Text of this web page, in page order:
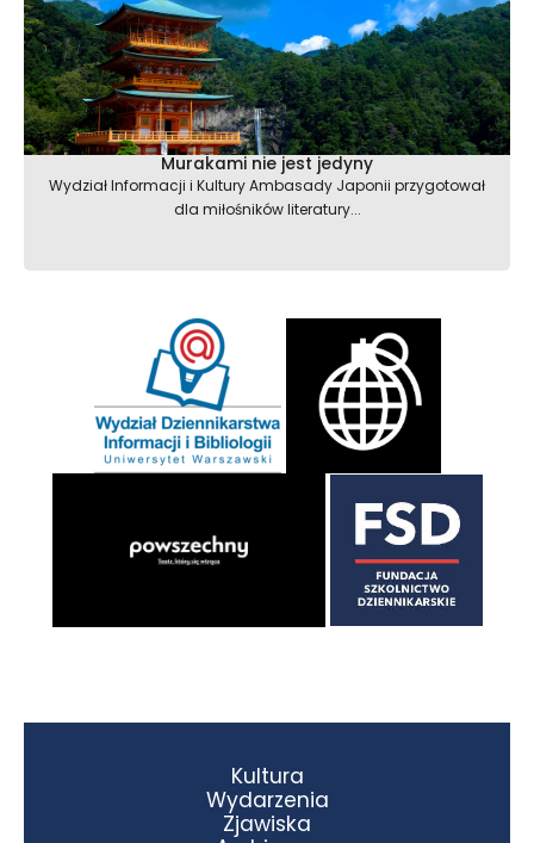
Murakami nie jest jedyny
Wydział Informacji i Kultury Ambasady Japonii przygotował
dla miłośników literatury...
Kultura
Wydarzenia
Zjawiska